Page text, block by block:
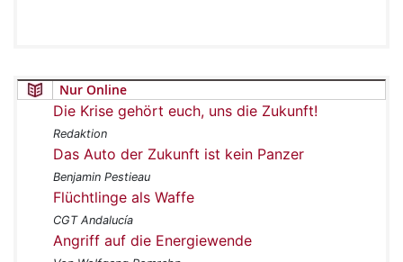
Nur Online
Die Krise gehört euch, uns die Zukunft!
Redaktion
Das Auto der Zukunft ist kein Panzer
Benjamin Pestieau
Flüchtlinge als Waffe
CGT Andalucía
Angriff auf die Energiewende